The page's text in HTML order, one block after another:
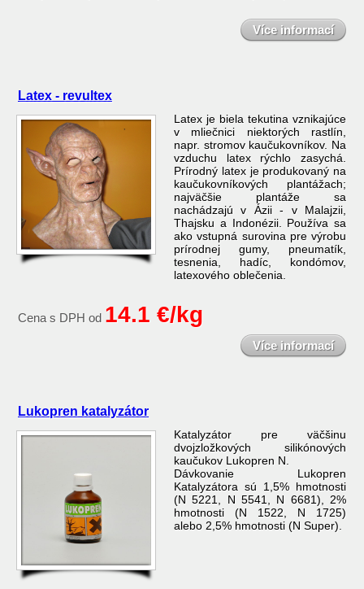
Více informací
Latex - revultex
Latex je biela tekutina vznikajúce
v mliečnici niektorých rastlín,
napr. stromov kaučukovníkov. Na
vzduchu latex rýchlo zasychá.
Prírodný latex je produkovaný na
kaučukovníkových plantážach;
najväčšie plantáže sa
nachádzajú v Ázii - v Malajzii,
Thajsku a Indonézii. Používa sa
ako vstupná surovina pre výrobu
prírodnej gumy, pneumatík,
tesnenia, hadíc, kondómov,
latexového oblečenia.
Cena s DPH od 14.1 €/kg
Více informací
Lukopren katalyzátor
Katalyzátor pre väčšinu
dvojzložkových silikónových
kaučukov Lukopren N.
Dávkovanie Lukopren
Katalyzátora sú 1,5% hmotnosti
(N 5221, N 5541, N 6681), 2%
hmotnosti (N 1522, N 1725)
alebo 2,5% hmotnosti (N Super).